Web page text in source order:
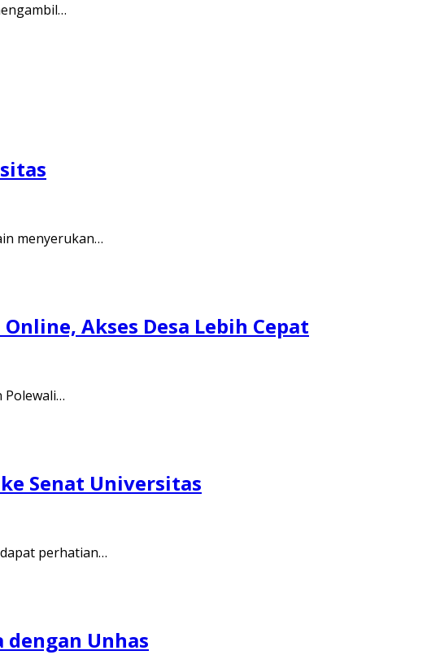
menyerukan…
Akses Desa Lebih Cepat
Polewali…
Senat Universitas
perhatian…
Unhas